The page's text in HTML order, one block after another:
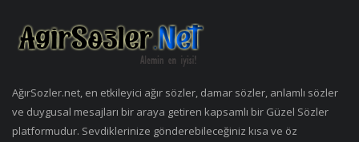
AğırSozler.net, en etkileyici ağır sözler, damar sözler, anlamlı sözler
ve duygusal mesajları bir araya getiren kapsamlı bir Güzel Sözler
platformudur. Sevdiklerinize gönderebileceğiniz kısa ve öz